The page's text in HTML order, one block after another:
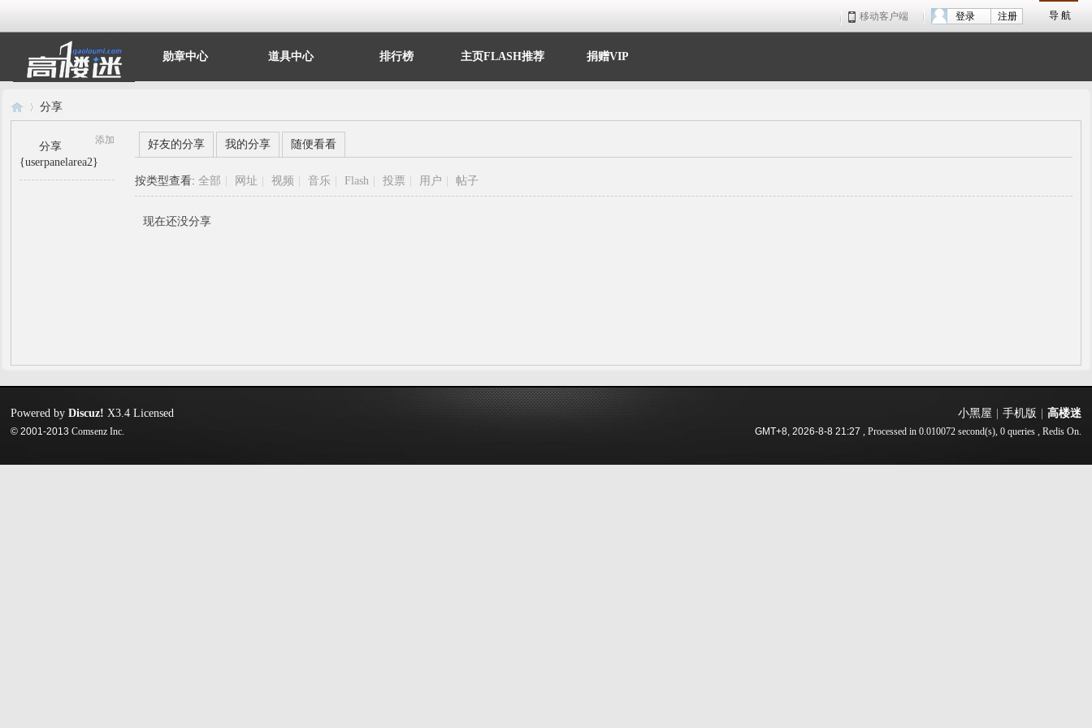
导 航
移动客户端 注册
登录
勋章中心 道具中心 排行榜 主页FLASH推荐 捐赠VIP
分享
添加
分享
{userpanelarea2}
好友的分享 我的分享 随便看看
按类型查看:全部 网址 视频 音乐 Flash 投票 用户 帖子
现在还没分享
小黑屋 手机版 高楼迷
GMT+8, 2026-8-8 21:27 , Processed in 0.010072 second(s), 0 queries , Redis On.
Powered byDiscuz! X3.4 Licensed
© 2001-2013Comsenz Inc.